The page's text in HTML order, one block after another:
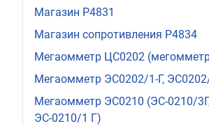
Магазин Р4831
Магазин сопротивления Р4834
Мегаомметр ЦС0202
Мегаомметр ЭС0202/1-Г,
Мегаомметр ЭС0210 (ЭС-0210/
ЭС-0210/1 Г)